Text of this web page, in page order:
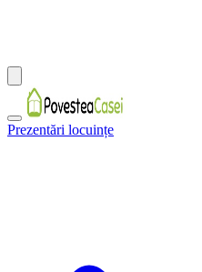
Prezentări locuințe